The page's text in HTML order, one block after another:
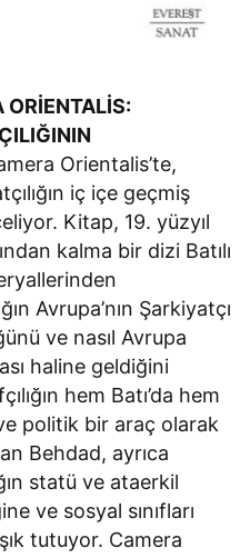
ORİENTALİS:
Orientalis’te,
iç içe geçmiş
Kitap, 19. yüzyıl
kalma bir dizi Batılı
Avrupa’nın Şarkiyatçı
ve nasıl Avrupa
haline geldiğini
hem Batı’da hem
politik bir araç olarak
Behdad, ayrıca
statü ve ataerkil
ve sosyal sınıfları
tutuyor. Camera